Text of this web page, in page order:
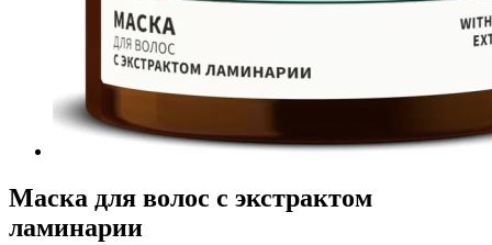
Маска для волос с экстрактом
ламинарии